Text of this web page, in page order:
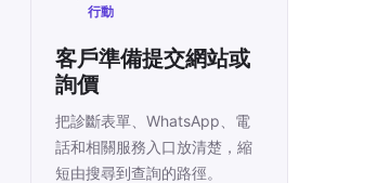
行動
客戶準備提交網站或
詢價
把診斷表單、WhatsApp、電
話和相關服務入口放清楚，縮
短由搜尋到查詢的路徑。